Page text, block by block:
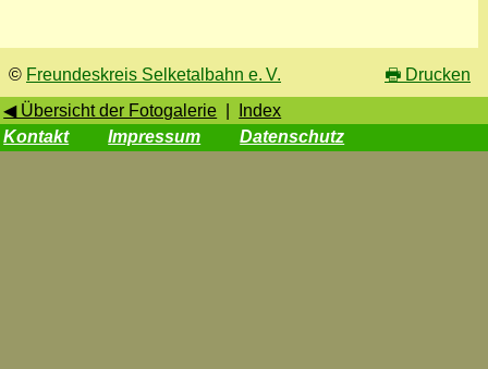
© Freundeskreis Selketalbahn e. V. 🖶 Drucken
◀ Übersicht der Fotogalerie
Index
Kontakt
Impressum Datenschutz